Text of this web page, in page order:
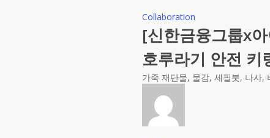
Collaboration
[신한금융그룹x
호루라기 안전 키
가죽 재단물, 물감, 세필붓, 나사